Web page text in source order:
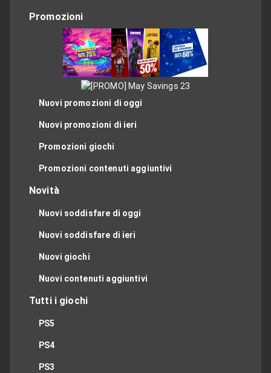
Promozioni
Nuovi promozioni di oggi
Nuovi promozioni di ieri
Promozioni giochi
Promozioni contenuti aggiuntivi
Novità
Nuovi soddisfare di oggi
Nuovi soddisfare di ieri
Nuovi giochi
Nuovi contenuti aggiuntivi
Tutti i giochi
PS5
PS4
PS3